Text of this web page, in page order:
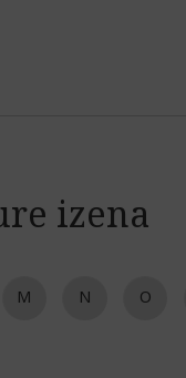
izena
M N O